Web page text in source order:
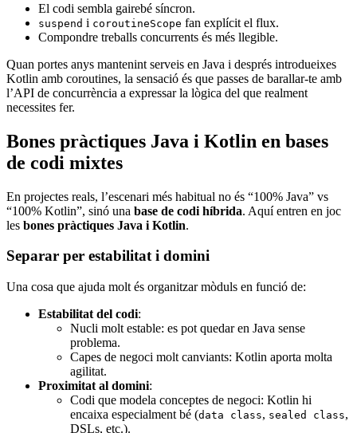
El codi sembla gairebé síncron.
suspend i coroutineScope fan explícit el flux.
Compondre treballs concurrents és més llegible.
Quan portes anys mantenint serveis en Java i després introdueixes
Kotlin amb coroutines, la sensació és que passes de barallar-te amb
l’API de concurrència a expressar la lògica del que realment
necessites fer.
Bones pràctiques Java i Kotlin en bases
de codi mixtes
En projectes reals, l’escenari més habitual no és “100% Java” vs
“100% Kotlin”, sinó una base de codi híbrida. Aquí entren en joc
les bones pràctiques Java i Kotlin.
Separar per estabilitat i domini
Una cosa que ajuda molt és organitzar mòduls en funció de:
Estabilitat del codi:
Nucli molt estable: es pot quedar en Java sense
problema.
Capes de negoci molt canviants: Kotlin aporta molta
agilitat.
Proximitat al domini:
Codi que modela conceptes de negoci: Kotlin hi
encaixa especialment bé (data class, sealed class,
DSLs, etc.).